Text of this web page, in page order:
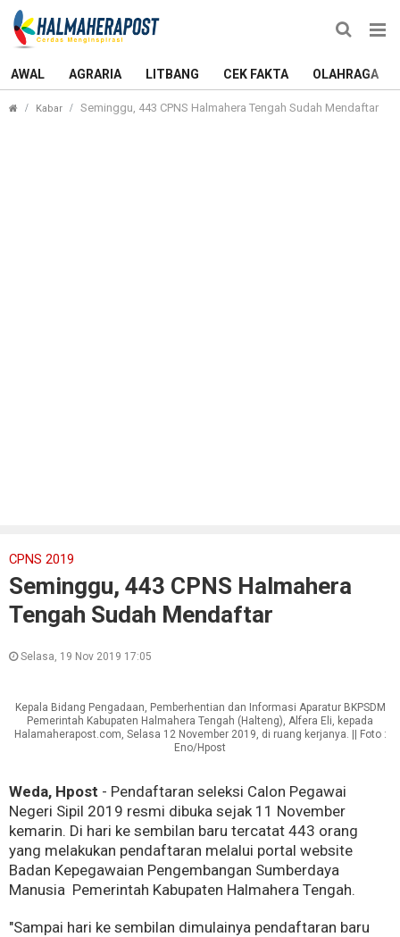
AWAL AGRARIA LITBANG CEK FAKTA OLAHRAGA
Kabar Seminggu, 443 CPNS Halmahera Tengah Sudah Mendaftar
CPNS 2019
Seminggu, 443 CPNS Halmahera
Tengah Sudah Mendaftar
Selasa, 19 Nov 2019 17:05
Kepala Bidang Pengadaan, Pemberhentian dan Informasi Aparatur BKPSDM
Pemerintah Kabupaten Halmahera Tengah (Halteng), Alfera Eli, kepada
Halamaherapost.com, Selasa 12 November 2019, di ruang kerjanya. || Foto :
Eno/Hpost
Weda, Hpost - Pendaftaran seleksi Calon Pegawai
Negeri Sipil 2019 resmi dibuka sejak 11 November
kemarin. Di hari ke sembilan baru tercatat 443 orang
yang melakukan pendaftaran melalui portal website
Badan Kepegawaian Pengembangan Sumberdaya
Manusia Pemerintah Kabupaten Halmahera Tengah.
"Sampai hari ke sembilan dimulainya pendaftaran baru